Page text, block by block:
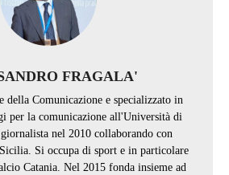
FRAGALA'
della Comunicazione e specializzato in
per la comunicazione all'Università di
nel 2010 collaborando con
Si occupa di sport e in particolare
Catania. Nel 2015 fonda insieme ad